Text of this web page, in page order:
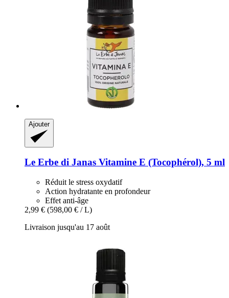
Ajouter
Le Erbe di Janas Vitamine E (Tocophérol), 5 ml
Réduit le stress oxydatif
Action hydratante en profondeur
Effet anti-âge
2,99 € (598,00 € / L)
Livraison jusqu'au 17 août